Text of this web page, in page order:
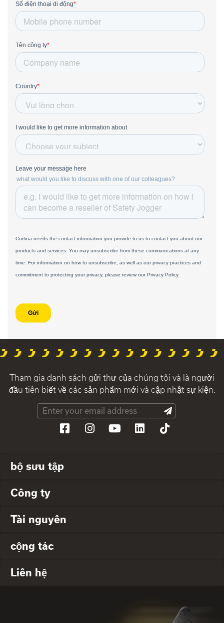
Tham gia danh sách gửi thư của chúng tôi và là người
đầu tiên biết về các sản phẩm mới và cập nhật sự kiện.
bộ sưu tập
Công ty
Tài nguyên
cộng tác
Liên hệ